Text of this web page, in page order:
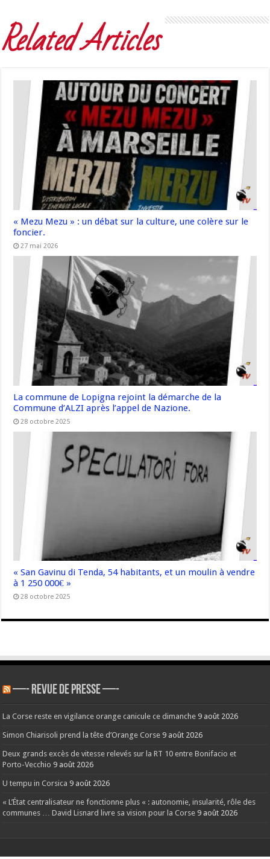
Related Articles
« Mezu Mezu » : un débat sur la culture, une colère sur le
foncier.
27 mai 2026
La commune de Lopigna rejoint la démarche de la
Commune d’ALZI après l’appel de Nazione.
28 octobre 2025
« San Gavinu di Tenda, 54 habitants, et un moulin à vendre
à 1 250 000€ »
28 octobre 2025
—- REVUE DE PRESSE —-
La Corse reste en vigilance orange canicule ce dimanche 9 août 2026
Simon Chiarisoli prend la tête d’Orange Corse 9 août 2026
Deux grands excès de vitesse relevés sur la RT 10 entre Bonifacio et
Porto-Vecchio 9 août 2026
U tempu in Corsica 9 août 2026
« L’État centralisateur ne fonctionne plus « : autonomie, insularité, rôle des
communes … David Lisnard livre sa vision pour la Corse 9 août 2026